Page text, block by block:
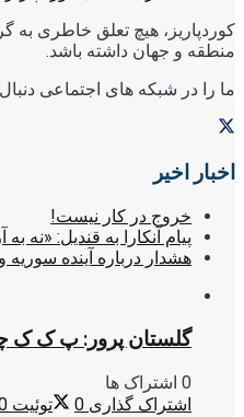
کوردپاریز، هیچ تعلق خاطری به
منطقه و جهان داشته باشد.
ما را در شبکه های اجتماعی
اخبار اخیر
خروج در کار نیست!
پیام آنکارا به قندیل: «نه
هشدار درباره آینده
گلستان پرور: پ ک ک
0 اشتراک ها
اشتراک گذاری 0 توئیت